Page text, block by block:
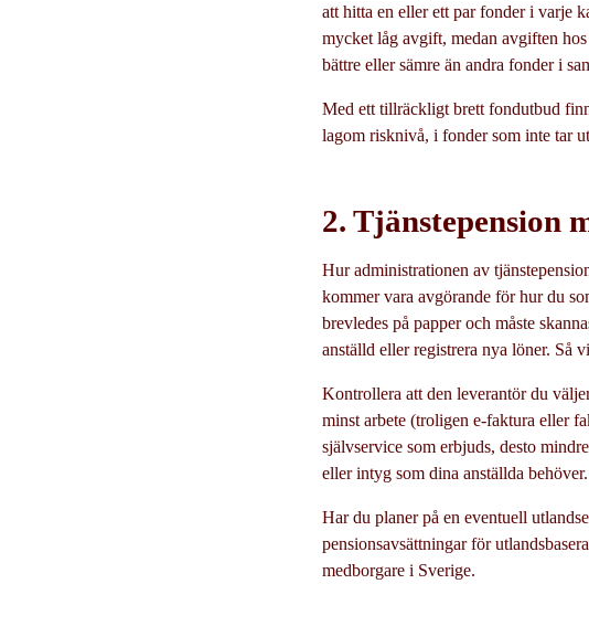
att hitta en eller ett par fonder i varje
mycket låg avgift, medan avgiften
bättre eller sämre än andra fonder i
Med ett tillräckligt brett fondutbud
lagom risknivå, i fonder som inte tar
2. Tjänstepension
Hur administrationen av
kommer vara avgörande för hur du
brevledes på papper och måste
anställd eller registrera nya löner. Så
Kontrollera att den leverantör du
minst arbete (troligen e-faktura eller
självservice som erbjuds, desto
eller intyg som dina anställda
Har du planer på en eventuell
pensionsavsättningar för
medborgare i Sverige.